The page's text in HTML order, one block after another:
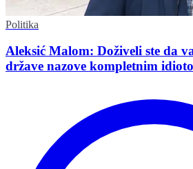
Politika
Aleksić Malom: Doživeli ste da
države nazove kompletnim